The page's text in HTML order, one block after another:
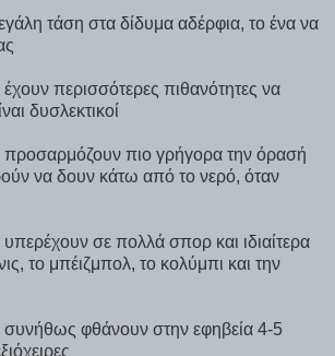
τάση στα δίδυμα αδέρφια, το ένα να
έχουν περισσότερες πιθανότητες να
δυσλεκτικοί
προσαρμόζουν πιο γρήγορα την όρασή
να δουν κάτω από το νερό, όταν
υπερέχουν σε πολλά σπορ και ιδιαίτερα
το μπέιζμπολ, το κολύμπι και την
συνήθως φθάνουν στην εφηβεία 4-5